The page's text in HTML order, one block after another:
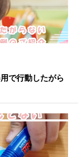
で行動したがら